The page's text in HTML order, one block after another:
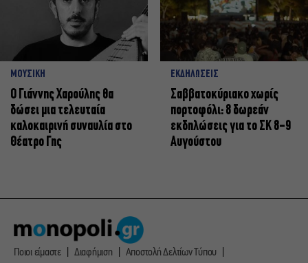
ΜΟΥΣΙΚΗ
Ο Γιάννης Χαρούλης θα
δώσει μια τελευταία
καλοκαιρινή συναυλία στο
Θέατρο Γης
ΕΚΔΗΛΩΣΕΙΣ
Σαββατοκύριακο χωρίς
πορτοφόλι: 8 δωρεάν
εκδηλώσεις για το ΣΚ 8-9
Αυγούστου
Ποιοι είμαστε Διαφήμιση Αποστολή Δελτίων Τύπου